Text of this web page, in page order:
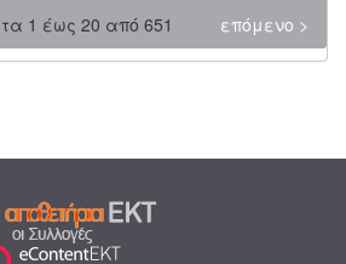
1 έως 20 από 651 επόμενο >